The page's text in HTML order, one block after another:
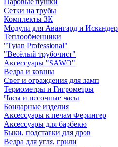
Паровые пушки
Сетки на трубы
Комплекты ЗК
Модули для Авангард и Искандер
Теплообменники
"Tytan Professional"
"Весёлый трубочист"
Аксессуары "SAWO"
Ведра и ковшы
Свет и ограждения для ламп
Термометры и Гигрометры
Часы и песочные часы
Бондарные изделия
Аксессуары к печам Ферингер
Аксессуары для барбекю
Быки, подставки для дров
Ведра для угля, грили